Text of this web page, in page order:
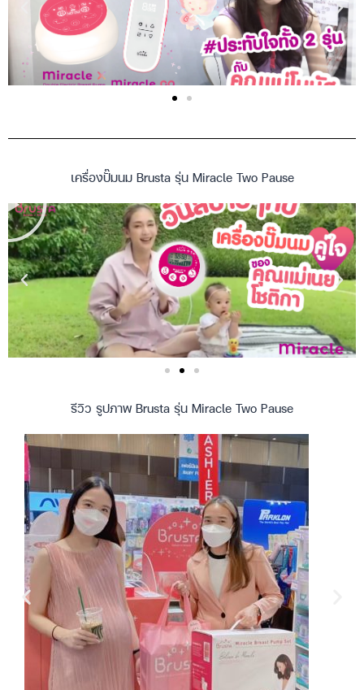
เครื่องปั๊มนม Brusta รุ่น Miracle Two Pause
รีวิว รูปภาพ Brusta รุ่น Miracle Two Pause